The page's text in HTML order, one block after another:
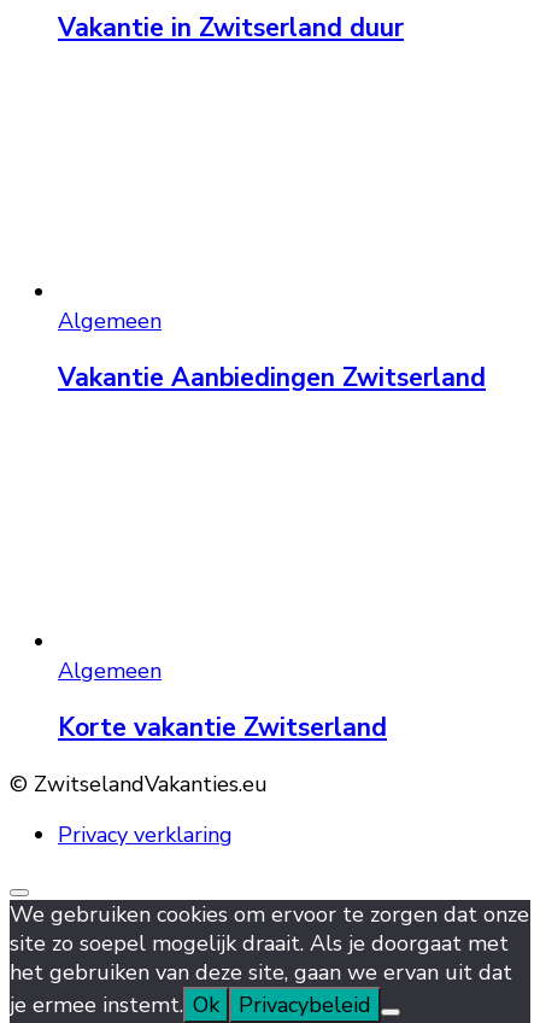
Vakantie in Zwitserland duur
Algemeen
Vakantie Aanbiedingen Zwitserland
Algemeen
Korte vakantie Zwitserland
© ZwitselandVakanties.eu
Privacy verklaring
We gebruiken cookies om ervoor te zorgen dat onze
site zo soepel mogelijk draait. Als je doorgaat met
het gebruiken van deze site, gaan we ervan uit dat
je ermee instemt. Ok Privacybeleid